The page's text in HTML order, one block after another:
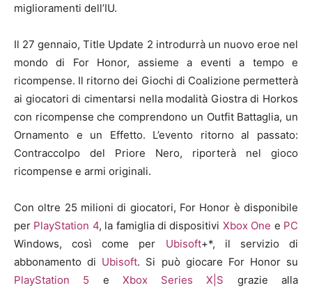
miglioramenti dell’IU.
Il 27 gennaio, Title Update 2 introdurrà un nuovo eroe nel
mondo di For Honor, assieme a eventi a tempo e
ricompense. Il ritorno dei Giochi di Coalizione permetterà
ai giocatori di cimentarsi nella modalità Giostra di Horkos
con ricompense che comprendono un Outfit Battaglia, un
Ornamento e un Effetto. L’evento ritorno al passato:
Contraccolpo del Priore Nero, riporterà nel gioco
ricompense e armi originali.
Con oltre 25 milioni di giocatori, For Honor è disponibile
per PlayStation 4, la famiglia di dispositivi Xbox One e PC
Windows, così come per Ubisoft+*, il servizio di
abbonamento di Ubisoft. Si può giocare For Honor su
PlayStation 5 e Xbox Series X|S grazie alla